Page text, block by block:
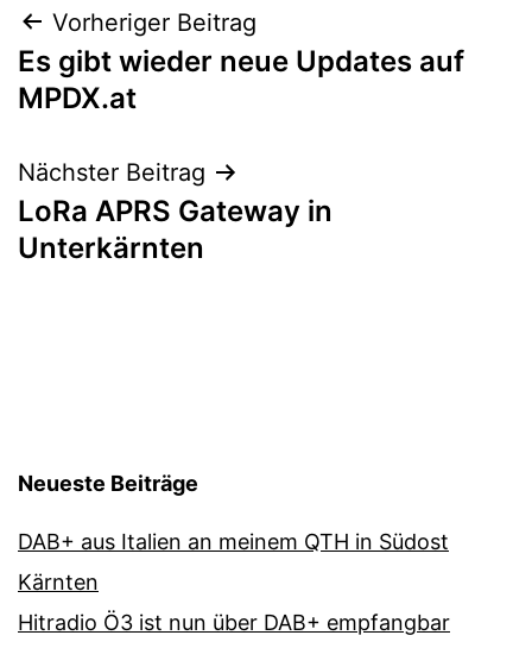
Beitragsnavigation
Vorheriger Beitrag
Es gibt wieder neue Updates auf
MPDX.at
Nächster Beitrag
LoRa APRS Gateway in
Unterkärnten
Neueste Beiträge
DAB+ aus Italien an meinem QTH in Südost
Kärnten
Hitradio Ö3 ist nun über DAB+ empfangbar